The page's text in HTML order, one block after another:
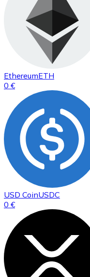
EthereumETH
0 €
USD CoinUSDC
0 €